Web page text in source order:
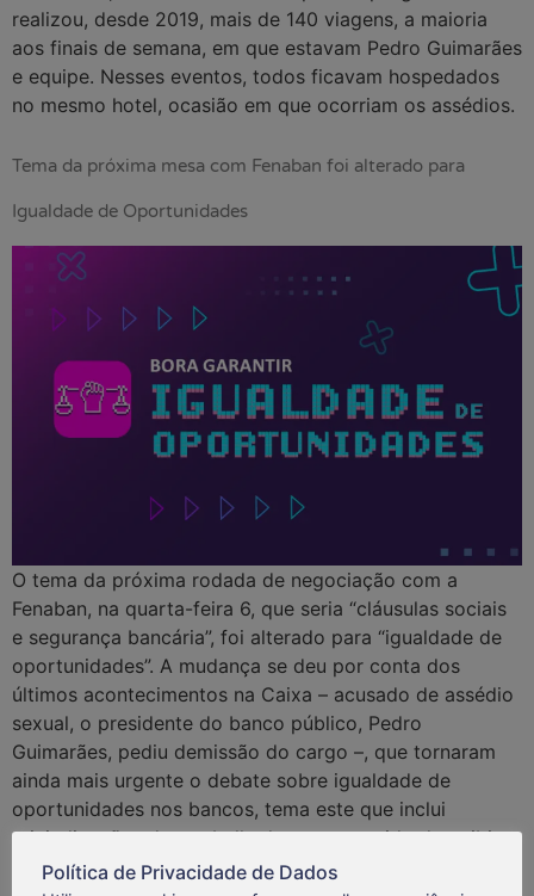
realizou, desde 2019, mais de 140 viagens, a maioria
aos finais de semana, em que estavam Pedro Guimarães
e equipe. Nesses eventos, todos ficavam hospedados
no mesmo hotel, ocasião em que ocorriam os assédios.
Tema da próxima mesa com Fenaban foi alterado para
Igualdade de Oportunidades
O tema da próxima rodada de negociação com a
Fenaban, na quarta-feira 6, que seria “cláusulas sociais
e segurança bancária”, foi alterado para “igualdade de
oportunidades”. A mudança se deu por conta dos
últimos acontecimentos na Caixa – acusado de assédio
sexual, o presidente do banco público, Pedro
Guimarães, pediu demissão do cargo –, que tornaram
ainda mais urgente o debate sobre igualdade de
oportunidades nos bancos, tema este que inclui
reivindicações dos trabalhadores no sentido de coibir o
assédio sexual e a violência contra as mulheres nas
Política de Privacidade de Dados